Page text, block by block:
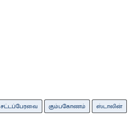
சட்டப்பேரவை கும்பகோணம்
ஸ்டாலின்